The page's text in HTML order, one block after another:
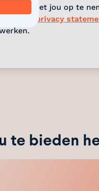
met jou op te
privacy
te bieden